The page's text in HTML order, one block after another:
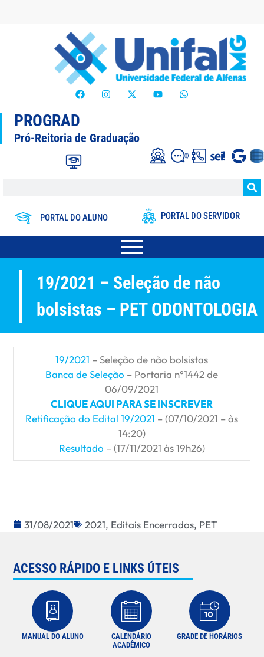
PROGRAD
Pró-Reitoria de Graduação
PORTAL DO ALUNO PORTAL DO SERVIDOR
19/2021 – Seleção de não
bolsistas – PET ODONTOLOGIA
19/2021 – Seleção de não bolsistas
Banca de Seleção – Portaria n°1442 de
06/09/2021
CLIQUE AQUI PARA SE INSCREVER
Retificação do Edital 19/2021 – (07/10/2021 – às
14:20)
Resultado – (17/11/2021 às 19h26)
31/08/2021 2021, Editais Encerrados, PET
ACESSO RÁPIDO E LINKS ÚTEIS
MANUAL DO ALUNO
CALENDÁRIO
ACADÊMICO
GRADE DE HORÁRIOS